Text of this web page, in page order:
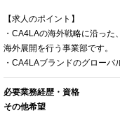
【求人のポイント】
・CA4LAの海外戦略に沿っ
海外展開を行う事業部です。
・CA4LAブランドのグローバ
必要業務経歴・資格
その他希望